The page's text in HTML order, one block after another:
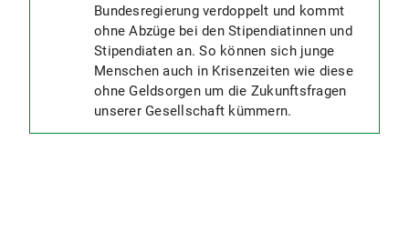
Bundesregierung verdoppelt und kommt
ohne Abzüge bei den Stipendiatinnen und
Stipendiaten an. So können sich junge
Menschen auch in Krisenzeiten wie diese
ohne Geldsorgen um die Zukunftsfragen
unserer Gesellschaft kümmern.